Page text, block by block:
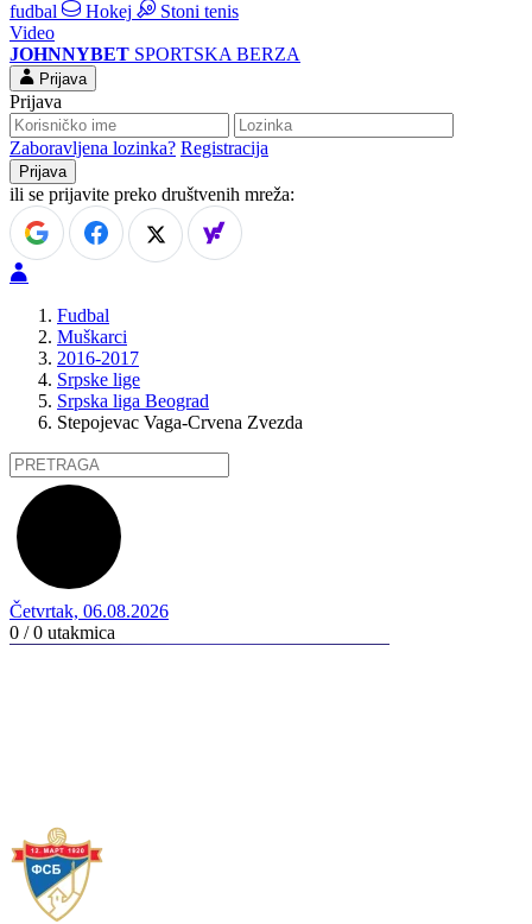
fudbal
Hokej
Stoni tenis
Video
JOHNNYBET SPORTSKA BERZA
Prijava
Prijava
Zaboravljena lozinka? Registracija
ili se prijavite preko društvenih mreža:
Fudbal
Muškarci
2016-2017
Srpske lige
Srpska liga Beograd
Stepojevac Vaga-Crvena Zvezda
Četvrtak, 06.08.2026
0 / 0 utakmica